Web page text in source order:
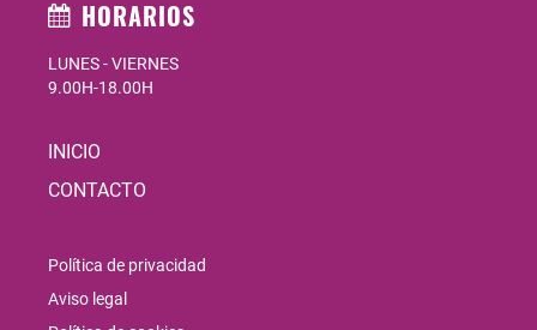
HORARIOS
LUNES - VIERNES
9.00H-18.00H
INICIO
CONTACTO
Política de privacidad
Aviso legal